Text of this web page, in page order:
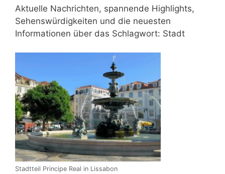
Aktuelle Nachrichten, spannende Highlights,
Sehenswürdigkeiten und die neuesten
Informationen über das Schlagwort: Stadt
Stadtteil Principe Real in Lissabon